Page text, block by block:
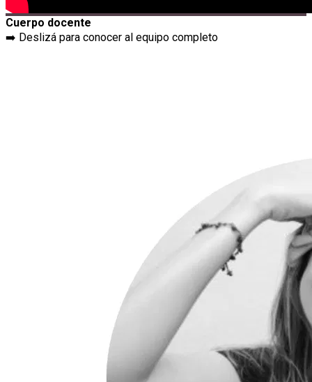
Cuerpo docente
➡️ Deslizá para conocer al equipo completo